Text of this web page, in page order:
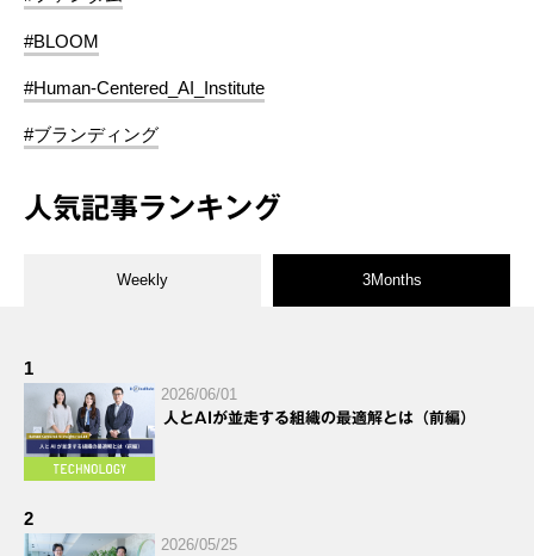
#BLOOM
#Human-Centered_AI_Institute
#ブランディング
人気記事ランキング
Weekly 3Months
1
2026/06/01
人とAIが並走する組織の最適解とは（前編）
2
2026/05/25